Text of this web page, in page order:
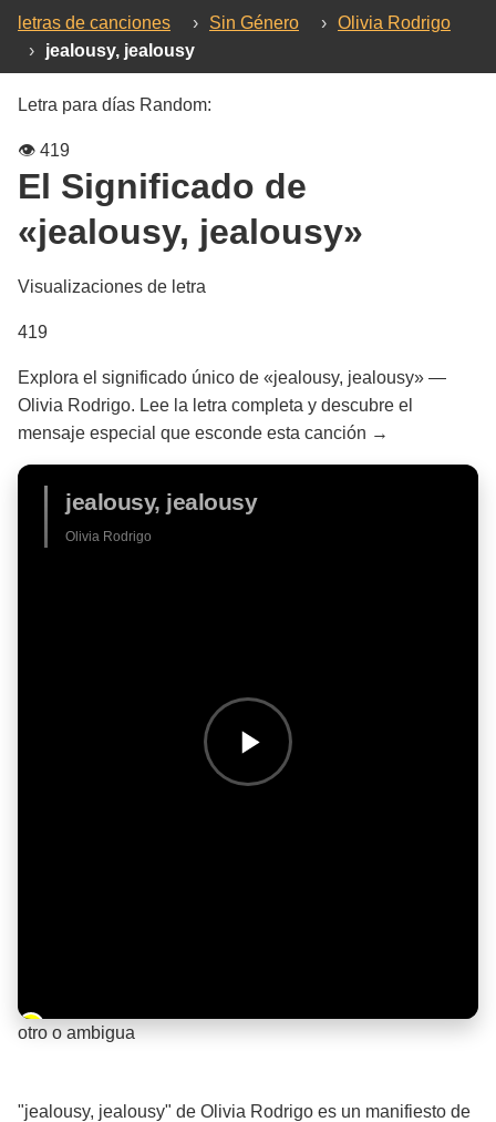
letras de canciones › Sin Género › Olivia Rodrigo
›
jealousy, jealousy
Letra para días Random:
👁️ 419
El Significado de
«jealousy, jealousy»
Visualizaciones de letra
419
Explora el significado único de «jealousy, jealousy» —
Olivia Rodrigo. Lee la letra completa y descubre el
mensaje especial que esconde esta canción →
jealousy, jealousy
Olivia Rodrigo
Barra de progreso de la reproducción
otro o ambigua
"jealousy, jealousy" de Olivia Rodrigo es un manifiesto de